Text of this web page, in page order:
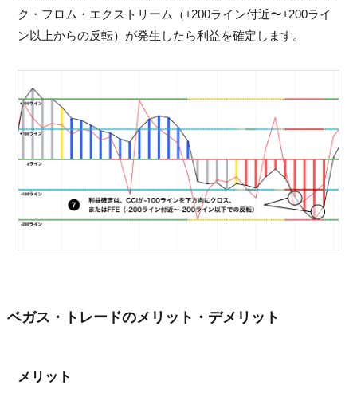
ク・フロム・エクストリーム（±200ライン付近〜±200ライ
ン以上からの反転）が発生したら利益を確定します。
ベガス・トレードのメリット・デメリット
メリット